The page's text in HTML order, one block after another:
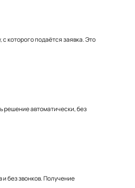
с которого подаётся заявка. Это
решение автоматически, без
и без звонков. Получение